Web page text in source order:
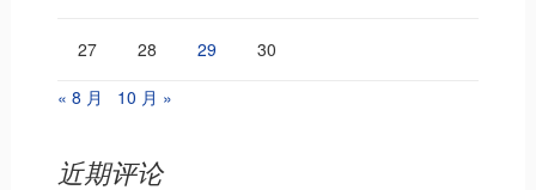
27 28 29
30
« 8 月
10 月 »
近期评论